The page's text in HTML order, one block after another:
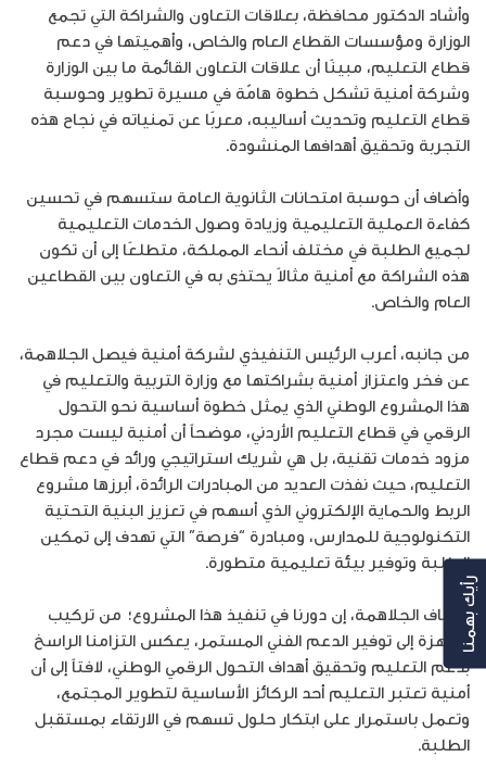
وأشاد الدكتور محافظة، بعلاقات التعاون والشراكة التي تجمع
الوزارة ومؤسسات القطاع العام والخاص، وأهميتها في دعم
قطاع التعليم، مبينًا أن علاقات التعاون القائمة ما بين الوزارة
وشركة أمنية تشكل خطوة هامّة في مسيرة تطوير وحوسبة
قطاع التعليم وتحديث أساليبه، معربًا عن تمنياته في نجاح هذه
التجربة وتحقيق أهدافها المنشودة.
وأضاف أن حوسبة امتحانات الثانوية العامة ستسهم في تحسين
كفاءة العملية التعليمية وزيادة وصول الخدمات التعليمية
لجميع الطلبة في مختلف أنحاء المملكة، متطلعًا إلى أن تكون
هذه الشراكة مع أمنية مثالاً يحتذى به في التعاون بين القطاعين
العام والخاص.
من جانبه، أعرب الرئيس التنفيذي لشركة أمنية فيصل الجلاهمة،
عن فخر واعتزاز أمنية بشراكتها مع وزارة التربية والتعليم في
هذا المشروع الوطني الذي يمثل خطوة أساسية نحو التحول
الرقمي في قطاع التعليم الأردني، موضحاً أن أمنية ليست مجرد
مزود خدمات تقنية، بل هي شريك استراتيجي ورائد في دعم قطاع
التعليم، حيث نفذت العديد من المبادرات الرائدة، أبرزها مشروع
الربط والحماية الإلكتروني الذي أسهم في تعزيز البنية التحتية
التكنولوجية للمدارس، ومبادرة “فرصة” التي تهدف إلى تمكين
الطلبة وتوفير بيئة تعليمية متطورة.
وأضاف الجلاهمة، إن دورنا في تنفيذ هذا المشروع؛ من تركيب
الأجهزة إلى توفير الدعم الفني المستمر، يعكس التزامنا الراسخ
بدعم التعليم وتحقيق أهداف التحول الرقمي الوطني، لافتاً إلى أن
أمنية تعتبر التعليم أحد الركائز الأساسية لتطوير المجتمع،
وتعمل باستمرار على ابتكار حلول تسهم في الارتقاء بمستقبل
الطلبة.
رأيك بهمنا